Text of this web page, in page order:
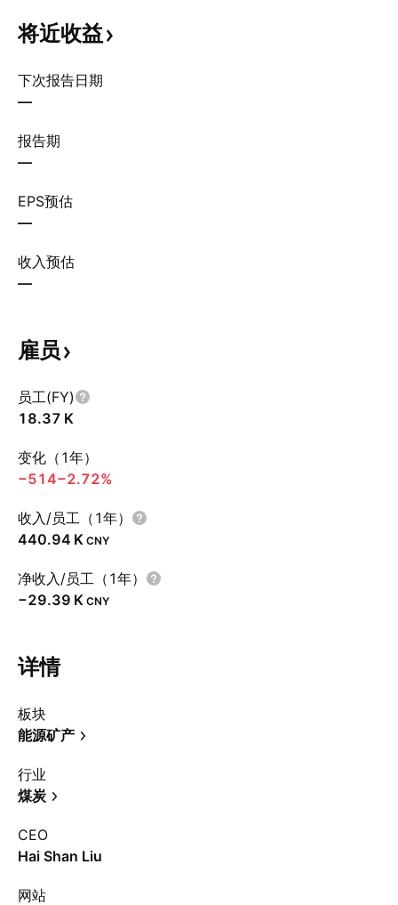
将近收益
下次报告日期
—
报告期
—
EPS预估
—
收入预估
—
雇员
员工(FY)
‪18.37 K‬
变化（1年）
−514−2.72%
收入/员工（1年）
‪440.94 K‬ CNY
净收入/员工（1年）
‪−29.39 K‬ CNY
详情
板块
能源矿产
行业
煤炭
CEO
Hai Shan Liu
网站